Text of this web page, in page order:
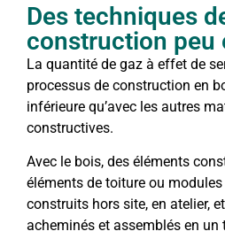
Des techniques
construction peu
La quantité de gaz à effet de
processus de construction en
inférieure qu’avec les autres
constructives.
Avec le bois, des éléments
éléments de toiture ou
construits hors site, en atelier,
acheminés et assemblés en un